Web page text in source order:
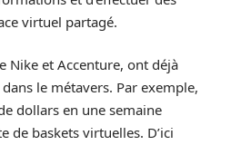
virtuel partagé.
Nike et Accenture, ont déjà
le métavers. Par exemple,
dollars en une semaine
de baskets virtuelles. D’ici